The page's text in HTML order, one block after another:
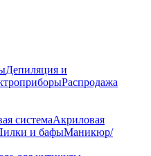
Депиляция и
Распродажа
системаАкриловая
и бафыМаникюр/